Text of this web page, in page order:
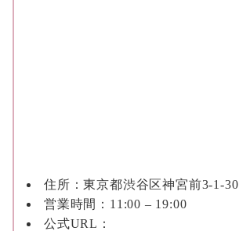
住所：東京都渋谷区神宮前3-1-30
営業時間：11:00 – 19:00
公式URL：